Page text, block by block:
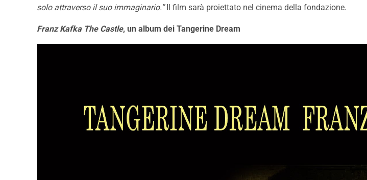
solo attraverso il suo immaginario.”Il film sarà proiettato nel cinema della fondazione.
Franz Kafka The Castle, un album dei Tangerine Dream